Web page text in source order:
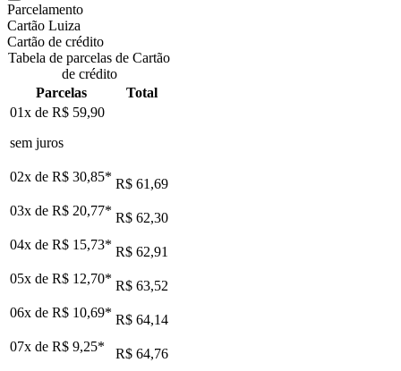
Parcelamento
Cartão Luiza
Cartão de crédito
Tabela de parcelas de Cartão
de crédito
Parcelas
Total
01x de R$ 59,90
sem juros
02x de R$ 30,85* R$ 61,69
03x de R$ 20,77* R$ 62,30
04x de R$ 15,73* R$ 62,91
05x de R$ 12,70* R$ 63,52
06x de R$ 10,69* R$ 64,14
07x de R$ 9,25*
R$ 64,76